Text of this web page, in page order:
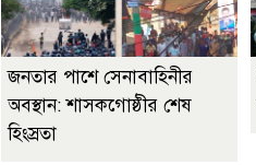
জনতার পাশে সেনাবাহিনীর
অবস্থান: শাসকগোষ্ঠীর শেষ
হিংস্রতা